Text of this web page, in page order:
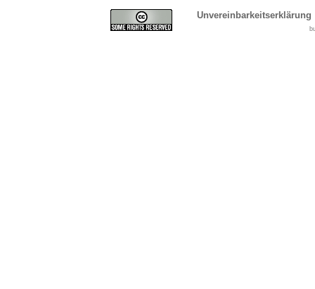
Unvereinbarkeitserklärung